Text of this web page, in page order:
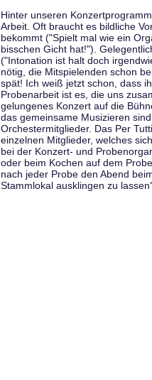
Hinter unseren
Arbeit. Oft braucht es bildliche
bekommt ("Spielt mal wie ein
bisschen Gicht hat!").
("Intonation ist halt doch
nötig, die Mitspielenden schon
spät! Ich weiß jetzt schon, dass
Probenarbeit ist es, die uns
gelungenes Konzert auf die
das gemeinsame Musizieren
Orchestermitglieder. Das Per
einzelnen Mitglieder, welches
bei der Konzert- und
oder beim Kochen auf dem
nach jeder Probe den Abend
Stammlokal ausklingen zu